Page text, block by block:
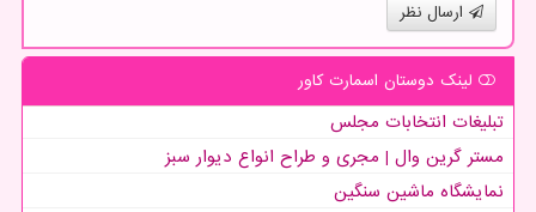
ارسال نظر
لینک دوستان اسمارت كاور
تبلیغات انتخابات مجلس
مستر گرین وال | مجری و طراح انواع دیوار سبز
نمایشگاه ماشین سنگین